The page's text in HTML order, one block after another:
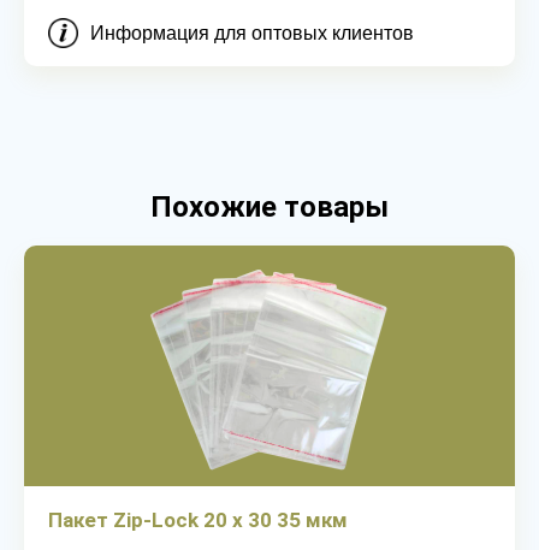
Информация для оптовых клиентов
Похожие товары
Пакет Zip-Lock 20 х 30 35 мкм